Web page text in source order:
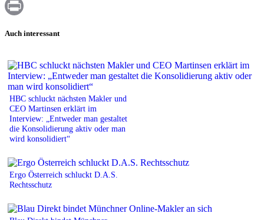
WhatsApp
Auch interessant
HBC schluckt nächsten Makler und
CEO Martinsen erklärt im
Interview: „Entweder man gestaltet
die Konsolidierung aktiv oder man
wird konsolidiert“
Ergo Österreich schluckt D.A.S.
Rechtsschutz